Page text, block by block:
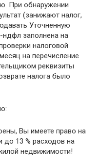
При обнаружении
(занижают налог,
Уточненную
ндфл заполнена на
налоговой
на перечисление
реквизиты
налога было
Вы имеете право на
до 13 % расходов на
недвижимости!